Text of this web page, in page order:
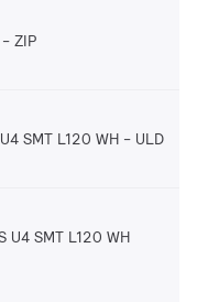
ZIP
SMT L120 WH ULD
U4 SMT L120 WH